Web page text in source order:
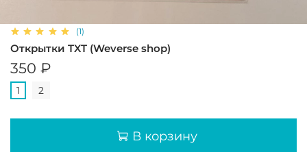
(1)
Открытки TXT (Weverse shop)
350 ₽
1 2
В корзину